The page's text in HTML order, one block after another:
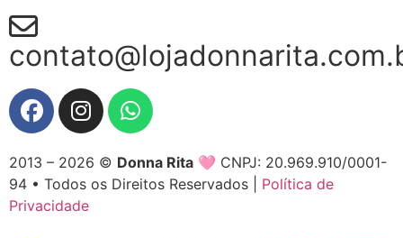
2013 – 2026 © Donna Rita 🩷 CNPJ: 20.969.910/0001-
94 • Todos os Direitos Reservados | Política de
Privacidade